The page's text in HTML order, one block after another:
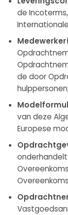
de
de door
hulppersonen;
van deze
Europese